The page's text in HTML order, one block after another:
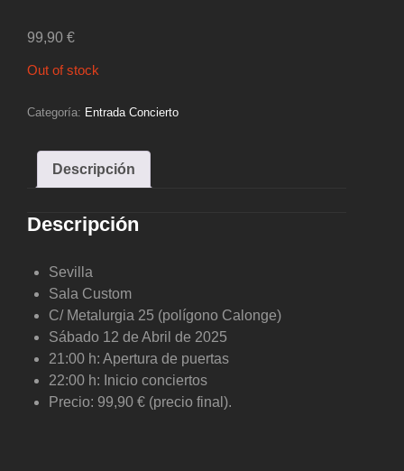
99,90 €
Out of stock
Categoría: Entrada Concierto
Descripción
Descripción
Sevilla
Sala Custom
C/ Metalurgia 25 (polígono Calonge)
Sábado 12 de Abril de 2025
21:00 h: Apertura de puertas
22:00 h: Inicio conciertos
Precio: 99,90 € (precio final).